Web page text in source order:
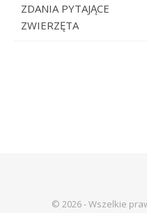
ZDANIA PYTAJĄCE
ZWIERZĘTA
© 2026 - Wszelkie